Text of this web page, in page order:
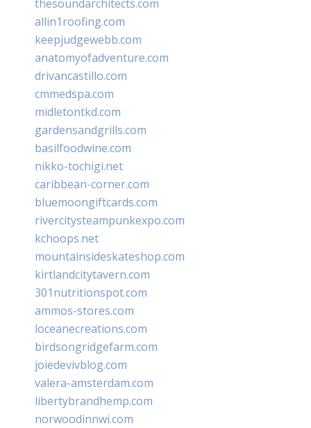
thesoundarchitects.com
allin1roofing.com
keepjudgewebb.com
anatomyofadventure.com
drivancastillo.com
cmmedspa.com
midletontkd.com
gardensandgrills.com
basilfoodwine.com
nikko-tochigi.net
caribbean-corner.com
bluemoongiftcards.com
rivercitysteampunkexpo.com
kchoops.net
mountainsideskateshop.com
kirtlandcitytavern.com
301nutritionspot.com
ammos-stores.com
loceanecreations.com
birdsongridgefarm.com
joiedevivblog.com
valera-amsterdam.com
libertybrandhemp.com
norwoodinnwi.com